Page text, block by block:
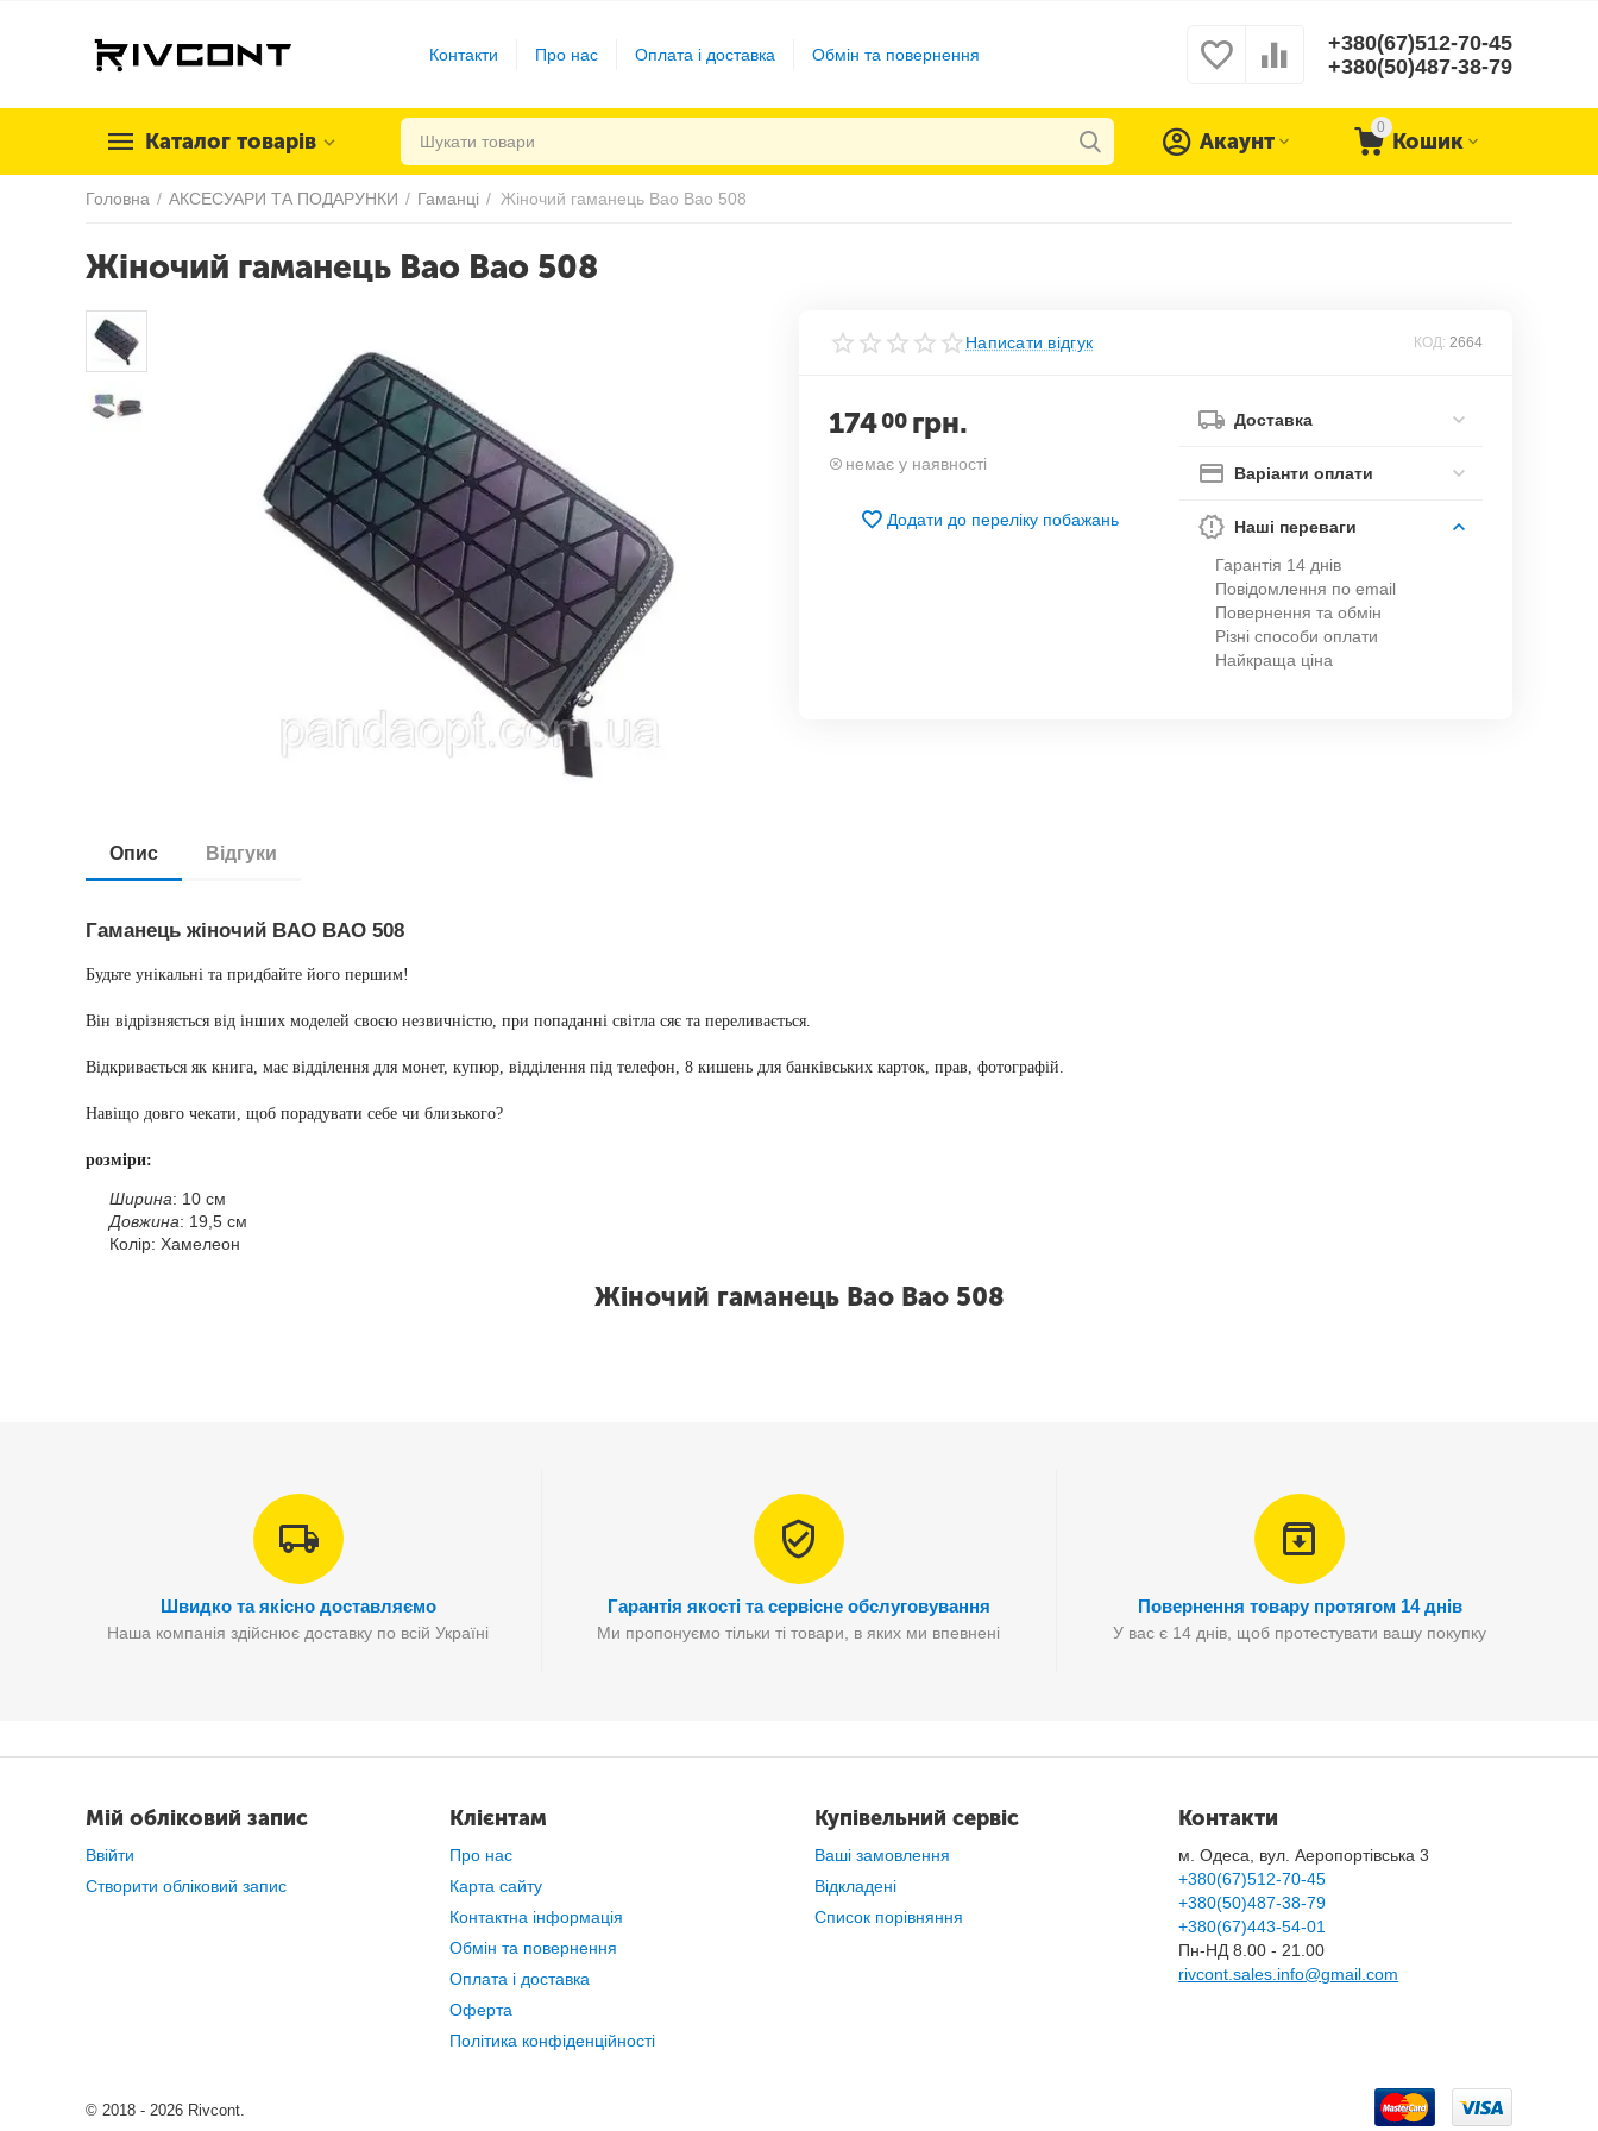
Контакти Про нас Оплата і доставка Обмін та повернення
+380(67)512-70-45
+380(50)487-38-79
Каталог товарів
0
Кошик
Акаунт
Головна / АКСЕСУАРИ ТА ПОДАРУНКИ / Гаманці / Жіночий гаманець Bao Bao 508
Жіночий гаманець Bao Bao 508
Написати відгук КОД: 2664
17400 грн.
немає у наявності
Додати до переліку побажань
Доставка
Варіанти оплати
Наші переваги
Гарантія 14 днів
Повідомлення по email
Повернення та обмін
Різні способи оплати
Найкраща ціна
Опис Відгуки
Гаманець жіночий BAO BAO 508
Будьте унікальні та придбайте його першим!
Він відрізняється від інших моделей своєю незвичністю, при попаданні світла сяє та переливається.
Відкривається як книга, має відділення для монет, купюр, відділення під телефон, 8 кишень для банківських карток, прав, фотографій.
Навіщо довго чекати, щоб порадувати себе чи близького?
розміри:
Ширина: 10 см
Довжина: 19,5 см
Колір: Хамелеон
Жіночий гаманець Bao Bao 508
Швидко та якісно доставляємо
Наша компанія здійснює доставку по всій Україні
Гарантія якості та сервісне обслуговування
Ми пропонуємо тільки ті товари, в яких ми впевнені
Повернення товару протягом 14 днів
У вас є 14 днів, щоб протестувати вашу покупку
Мій обліковий запис
Ввійти
Створити обліковий запис
Клієнтам
Про нас
Карта сайту
Контактна інформація
Обмін та повернення
Оплата і доставка
Оферта
Політика конфіденційності
Купівельний сервіс
Ваші замовлення
Відкладені
Список порівняння
Контакти
м. Одеса, вул. Аеропортівська 3
+380(67)512-70-45
+380(50)487-38-79
+380(67)443-54-01
Пн-НД 8.00 - 21.00
rivcont.sales.info@gmail.com
© 2018 - 2026 Rivcont.